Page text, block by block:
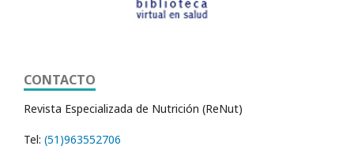
CONTACTO
Revista Especializada de Nutrición (ReNut)
Tel: (51)963552706